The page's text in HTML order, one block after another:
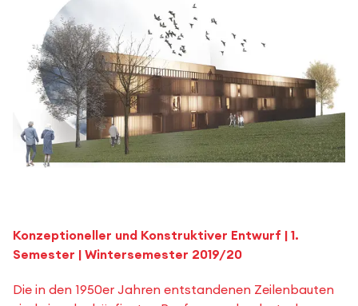
Konzeptioneller und Konstruktiver Entwurf | 1.
Semester | Wintersemester 2019/20
Die in den 1950er Jahren entstandenen Zeilenbauten